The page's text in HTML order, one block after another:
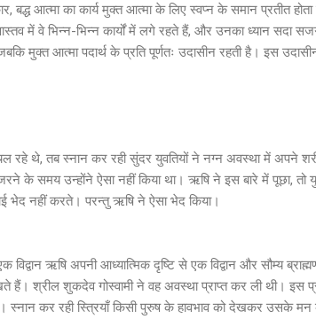
बद्ध आत्मा का कार्य मुक्त आत्मा के लिए स्वप्न के समान प्रतीत
में वे भिन्न-भिन्न कार्यों में लगे रहते हैं, और उनका ध्यान सदा
मुक्त आत्मा पदार्थ के प्रति पूर्णतः उदासीन रहती है। इस
थे, तब स्नान कर रही सुंदर युवतियों ने नग्न अवस्था में अपने
के समय उन्होंने ऐसा नहीं किया था। ऋषि ने इस बारे में पूछा, तो
नहीं करते। परन्तु ऋषि ने ऐसा भेद किया।
विद्वान ऋषि अपनी आध्यात्मिक दृष्टि से एक विद्वान और सौम्य
हैं। श्रील शुकदेव गोस्वामी ने वह अवस्था प्राप्त कर ली थी। इस
स्नान कर रही स्त्रियाँ किसी पुरुष के हावभाव को देखकर उसके